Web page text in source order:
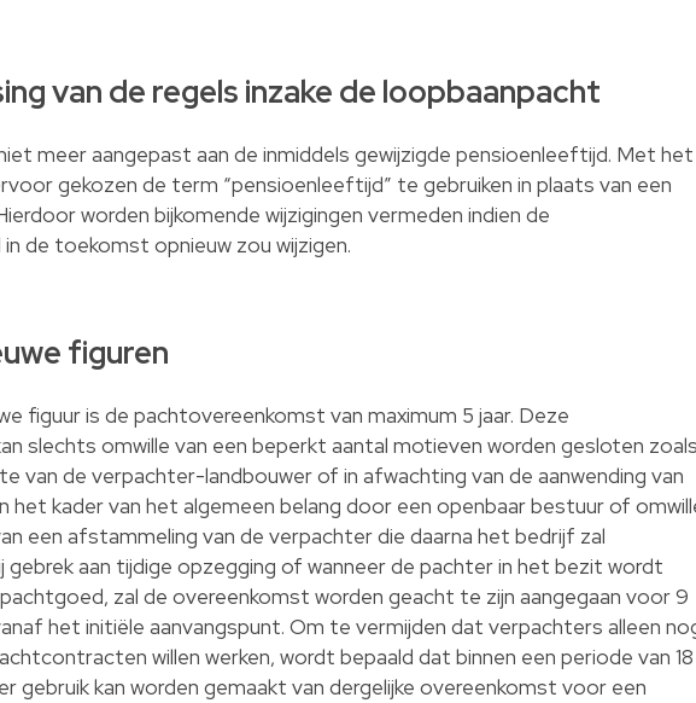
van de regels inzake de loopbaanpacht
meer aangepast aan de inmiddels gewijzigde pensioenleeftijd. Met het
gekozen de term “pensioenleeftijd” te gebruiken in plaats van een
worden bijkomende wijzigingen vermeden indien de
de toekomst opnieuw zou wijzigen.
figuren
figuur is de pachtovereenkomst van maximum 5 jaar. Deze
slechts omwille van een beperkt aantal motieven worden gesloten
van de verpachter-landbouwer of in afwachting van de aanwending van
het kader van het algemeen belang door een openbaar bestuur of
een afstammeling van de verpachter die daarna het bedrijf zal
aan tijdige opzegging of wanneer de pachter in het bezit wordt
zal de overeenkomst worden geacht te zijn aangegaan voor 9
het initiële aanvangspunt. Om te vermijden dat verpachters alleen
willen werken, wordt bepaald dat binnen een periode van 18
gebruik kan worden gemaakt van dergelijke overeenkomst voor een